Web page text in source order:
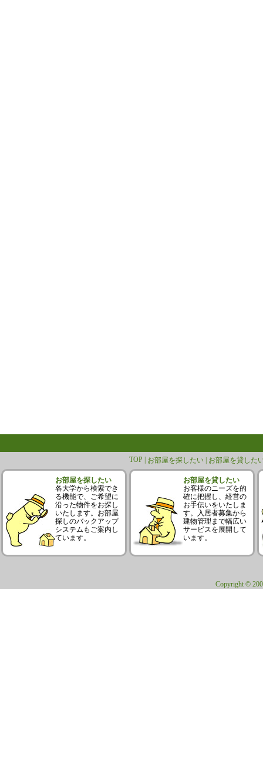
TOP | お部屋を探したい | お部屋を貸した
お部屋を探したい
各大学から検索でき
る機能で、ご希望に
沿った物件をお探し
いたします。お部屋
探しのバックアップ
システムもご案内し
ています。
お部屋を貸したい
お客様のニーズを的
確に把握し、経営の
お手伝いをいたしま
す。入居者募集から
建物管理まで幅広い
サービスを展開して
います。
Copyright ©